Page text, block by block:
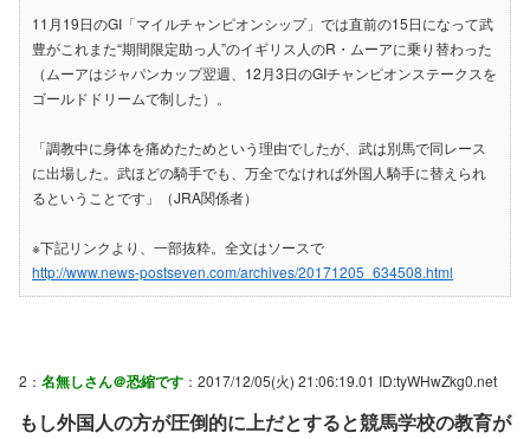
11月19日のGI「マイルチャンピオンシップ」では直前の15日になって武
豊がこれまた“期間限定助っ人”のイギリス人のR・ムーアに乗り替わった
（ムーアはジャパンカップ翌週、12月3日のGIチャンピオンステークスを
ゴールドドリームで制した）。
「調教中に身体を痛めたためという理由でしたが、武は別馬で同レース
に出場した。武ほどの騎手でも、万全でなければ外国人騎手に替えられ
るということです」（JRA関係者）
※下記リンクより、一部抜粋。全文はソースで
http://www.news-postseven.com/archives/20171205_634508.html
2： 名無しさん＠恐縮です ：2017/12/05(火) 21:06:19.01 ID:tyWHwZkg0.net
もし外国人の方が圧倒的に上だとすると競馬学校の教育が